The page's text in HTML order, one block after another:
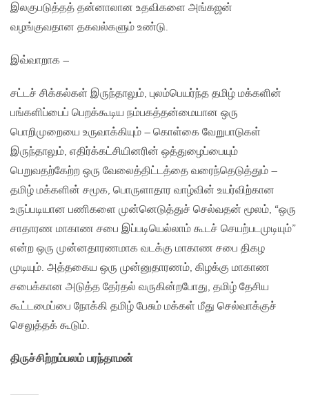
இலகுபடுத்தத் தன்னாலான உதவிகளை அங்கஜன்
வழங்குவதான தகவல்களும் உண்டு.
இவ்வாறாக –
சட்டச் சிக்கல்கள் இருந்தாலும், புலம்பெயர்ந்த தமிழ் மக்களின்
பங்களிப்பைப் பெறக்கூடிய நம்பகத்தன்மையான ஒரு
பொறிமுறையை உருவாக்கியும் – கொள்கை வேறுபாடுகள்
இருந்தாலும், எதிர்க்கட்சியினரின் ஒத்துழைப்பையும்
பெறுவதற்கேற்ற ஒரு வேலைத்திட்டத்தை வரைந்தெடுத்தும் –
தமிழ் மக்களின் சமூக, பொருளாதார வாழ்வின் உயர்விற்கான
உருப்படியான பணிகளை முன்னெடுத்துச் செல்வதன் மூலம், “ஒரு
சாதாரண மாகாண சபை இப்படியெல்லாம் கூடச் செயற்படமுடியும்”
என்ற ஒரு முன்னதாரணமாக வடக்கு மாகாண சபை திகழ
முடியும். அத்தகைய ஒரு முன்னுதாரணம், கிழக்கு மாகாண
சபைக்கான அடுத்த தேர்தல் வருகின்றபோது, தமிழ் தேசிய
கூட்டமைப்பை நோக்கி தமிழ் பேசும் மக்கள் மீது செல்வாக்குச்
செலுத்தக் கூடும்.
திருச்சிற்றம்பலம் பரந்தாமன்